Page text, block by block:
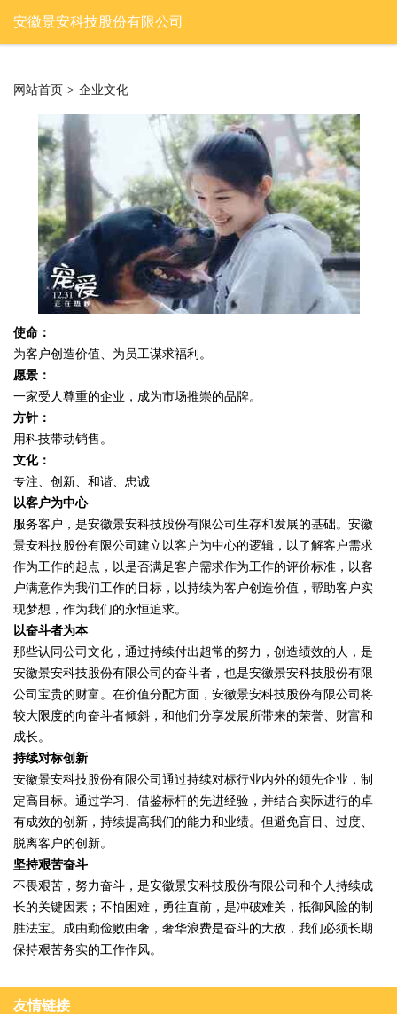
安徽景安科技股份有限公司
网站首页 > 企业文化
使命：
为客户创造价值、为员工谋求福利。
愿景：
一家受人尊重的企业，成为市场推崇的品牌。
方针：
用科技带动销售。
文化：
专注、创新、和谐、忠诚
以客户为中心
服务客户，是安徽景安科技股份有限公司生存和发展的基础。安徽
景安科技股份有限公司建立以客户为中心的逻辑，以了解客户需求
作为工作的起点，以是否满足客户需求作为工作的评价标准，以客
户满意作为我们工作的目标，以持续为客户创造价值，帮助客户实
现梦想，作为我们的永恒追求。
以奋斗者为本
那些认同公司文化，通过持续付出超常的努力，创造绩效的人，是
安徽景安科技股份有限公司的奋斗者，也是安徽景安科技股份有限
公司宝贵的财富。在价值分配方面，安徽景安科技股份有限公司将
较大限度的向奋斗者倾斜，和他们分享发展所带来的荣誉、财富和
成长。
持续对标创新
安徽景安科技股份有限公司通过持续对标行业内外的领先企业，制
定高目标。通过学习、借鉴标杆的先进经验，并结合实际进行的卓
有成效的创新，持续提高我们的能力和业绩。但避免盲目、过度、
脱离客户的创新。
坚持艰苦奋斗
不畏艰苦，努力奋斗，是安徽景安科技股份有限公司和个人持续成
长的关键因素；不怕困难，勇往直前，是冲破难关，抵御风险的制
胜法宝。成由勤俭败由奢，奢华浪费是奋斗的大敌，我们必须长期
保持艰苦务实的工作作风。
友情链接